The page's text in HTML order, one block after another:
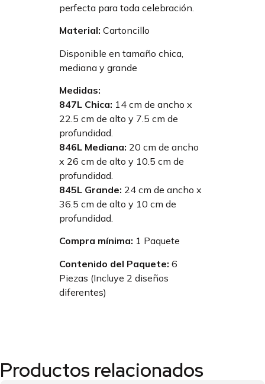
perfecta para toda celebración.
Material: Cartoncillo
Disponible en tamaño chica,
mediana y grande
Medidas:
847L Chica: 14 cm de ancho x
22.5 cm de alto y 7.5 cm de
profundidad.
846L Mediana: 20 cm de ancho
x 26 cm de alto y 10.5 cm de
profundidad.
845L Grande: 24 cm de ancho x
36.5 cm de alto y 10 cm de
profundidad.
Compra mínima: 1 Paquete
Contenido del Paquete: 6
Piezas (Incluye 2 diseños
diferentes)
Productos relacionados